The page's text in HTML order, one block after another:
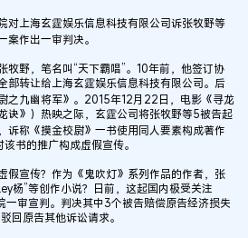
对上海玄霆娱乐信息科技有限公司诉张牧野等
案作出一审判决。
牧野，笔名叫“天下霸唱”。10年前，他签订协
部转让给上海玄霆娱乐信息科技有限公司。后
之九幽将军》。2015年12月22日，电影《寻龙
诀》）热映之际，玄霆公司将张牧野等5被告起
诉称《摸金校尉》一书使用同人要素构成著作
书的推广构成虚假宣传。
假宣传？作为《鬼吹灯》系列作品的作者，张
杨”等创作小说？日前，这起国内极受关注
一审宣判。判决其中3个被告赔偿原告经济损失
回原告其他诉讼请求。